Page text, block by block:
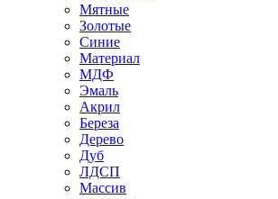
Мятные
Золотые
Синие
Материал
МДФ
Эмаль
Акрил
Береза
Дерево
Дуб
ЛДСП
Массив